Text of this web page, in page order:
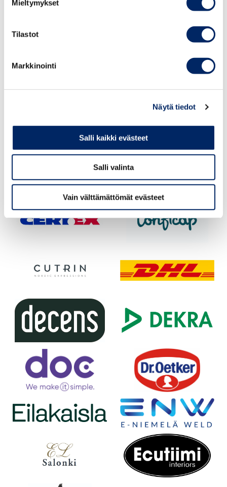
Mieltymykset
Tilastot
Markkinointi
Näytä tiedot
Salli kaikki evästeet
Salli valinta
Vain välttämättömät evästeet